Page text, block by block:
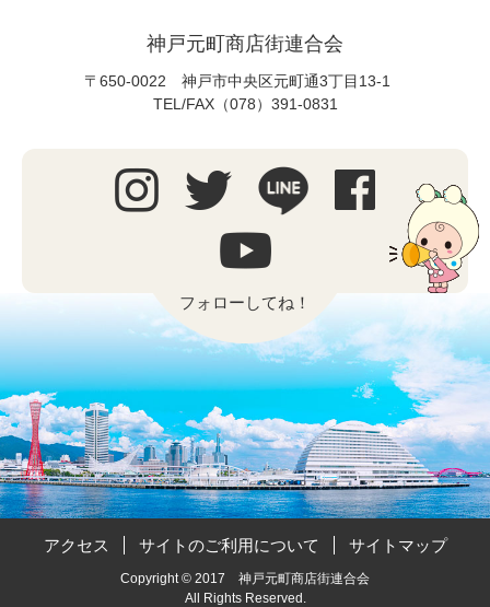
神戸元町商店街連合会
〒650-0022 神戸市中央区元町通3丁目13-1
TEL/FAX（078）391-0831
フォローしてね！
アクセス サイトのご利用について サイトマップ
Copyright © 2017 神戸元町商店街連合会
All Rights Reserved.